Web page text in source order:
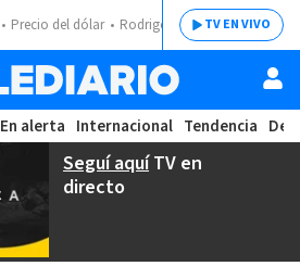
Precio del dólar Rodrigo ChavesTV EN VIVO
En alerta Internacional Tendencia
Seguí aquíTV en
directo